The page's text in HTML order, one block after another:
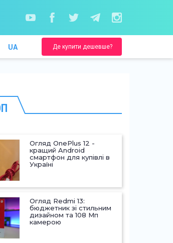
UA Де купити дешевше?
Огляд OnePlus 12 -
кращий Android
смартфон для купівлі в
Україні
Огляд Redmi 13:
бюджетник зі стильним
дизайном та 108 Мп
камерою